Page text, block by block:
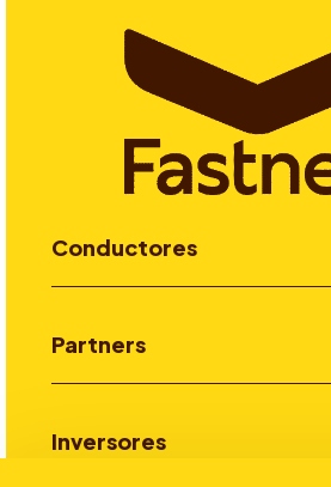
Conductores
Partners
Inversores